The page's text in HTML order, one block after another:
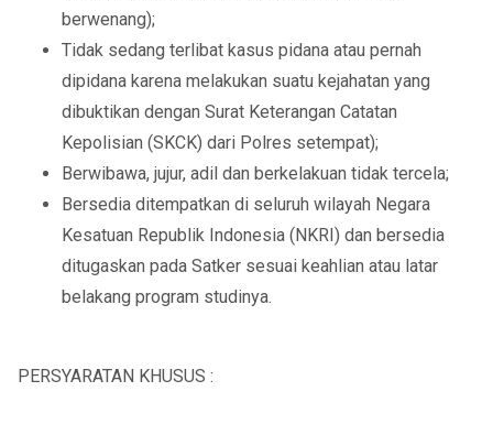
berwenang);
Tidak sedang terlibat kasus pidana atau pernah
dipidana karena melakukan suatu kejahatan yang
dibuktikan dengan Surat Keterangan Catatan
Kepolisian (SKCK) dari Polres setempat);
Berwibawa, jujur, adil dan berkelakuan tidak tercela;
Bersedia ditempatkan di seluruh wilayah Negara
Kesatuan Republik Indonesia (NKRI) dan bersedia
ditugaskan pada Satker sesuai keahlian atau latar
belakang program studinya.
PERSYARATAN KHUSUS :